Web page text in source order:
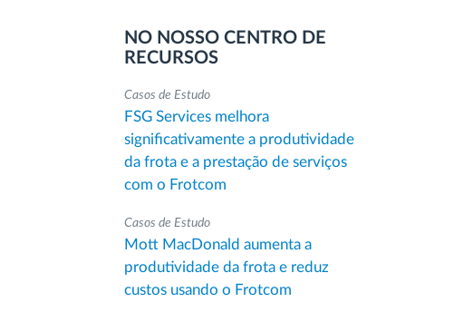
NO NOSSO CENTRO DE
RECURSOS
Casos de Estudo
FSG Services melhora
significativamente a produtividade
da frota e a prestação de serviços
com o Frotcom
Casos de Estudo
Mott MacDonald aumenta a
produtividade da frota e reduz
custos usando o Frotcom